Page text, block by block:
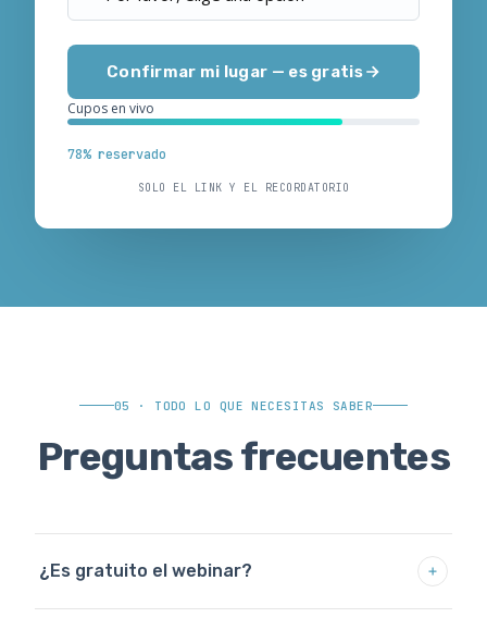
Confirmar mi lugar — es gratis
Cupos en vivo
78% reservado
SOLO EL LINK Y EL RECORDATORIO
05 · TODO LO QUE NECESITAS SABER
Preguntas frecuentes
¿Es gratuito el webinar?